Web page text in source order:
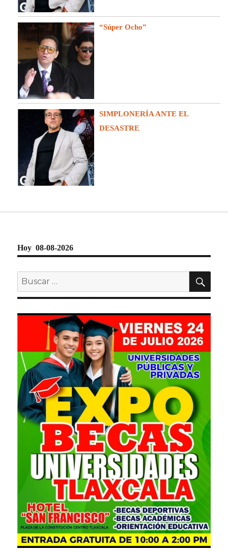
“Súper Ocho”
SIMPLONERÍA ANTE EL
DESASTRE
Hoy 08-08-2026
Buscar
por: